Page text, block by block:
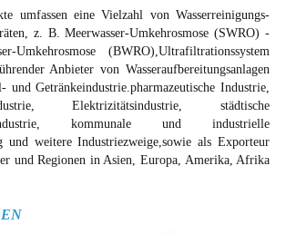
umfassen eine Vielzahl von Wasserreinigungs-
z. B. Meerwasser-Umkehrosmose (SWRO) -
Umkehrosmose (BWRO),Ultrafiltrationssystem
Anbieter von Wasseraufbereitungsanlagen
und Getränkeindustrie.pharmazeutische Industrie,
Elektrizitätsindustrie, städtische
kommunale und industrielle
und weitere Industriezweige,sowie als Exporteur
und Regionen in Asien, Europa, Amerika, Afrika